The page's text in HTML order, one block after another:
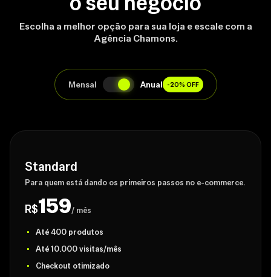
Escolha a melhor opção para sua loja e escale com a
Agência Chamons.
Mensal Anual -20% OFF
Standard
Para quem está dando os primeiros passos no e-commerce.
R$159/ mês
Até 400 produtos
Até 10.000 visitas/mês
Checkout otimizado